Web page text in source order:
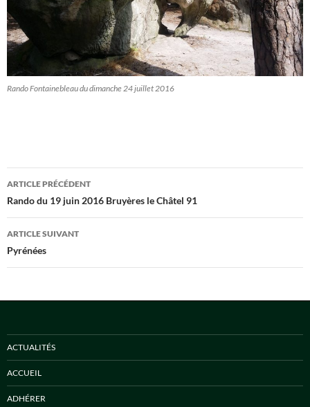
Rando Fontainebleau du dimanche 24 juillet 2016
Navigation
des
articles
ARTICLE PRÉCÉDENT
Rando du 19 juin 2016 Bruyères le Châtel 91
ARTICLE SUIVANT
Pyrénées
ACTUALITÉS
ACCUEIL
ADHÉRER